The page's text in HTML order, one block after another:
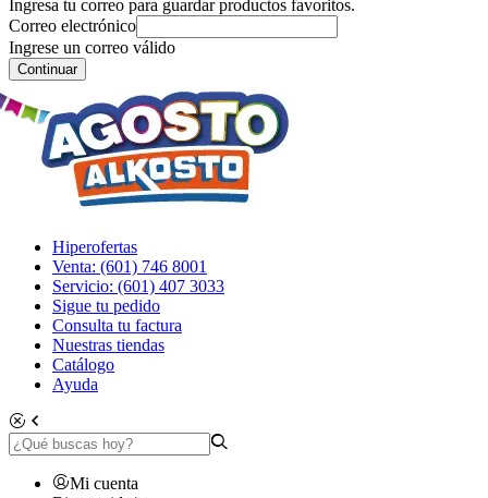
Ingresa tu correo para guardar productos favoritos.
Correo electrónico
Ingrese un correo válido
Continuar
Hiperofertas
Venta: (601) 746 8001
Servicio: (601) 407 3033
Sigue tu pedido
Consulta tu factura
Nuestras tiendas
Catálogo
Ayuda
Mi cuenta